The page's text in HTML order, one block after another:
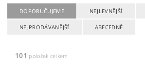
DOPORUČUJEME NEJLEVNĚJŠÍ
NEJPRODÁVANĚJŠÍ ABECEDNĚ
101 položek celkem